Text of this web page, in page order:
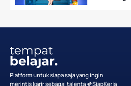
Platform untuk siapa saja yang ingin
merintis karir sebagai talenta #SiapKerja